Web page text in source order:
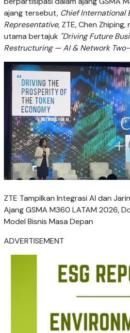
ajang tersebut, Chief International
Representative, ZTE, Chen
utama bertajuk "Driving Future
Restructuring — AI & Network
ZTE Tampilkan Integrasi AI dan
Ajang GSMA M360 LATAM 2026,
Model Bisnis Masa Depan
ADVERTISEMENT